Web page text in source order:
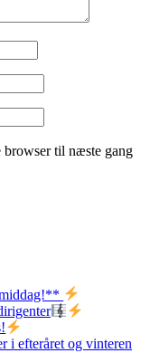
browser til næste gang
i efteråret og vinteren